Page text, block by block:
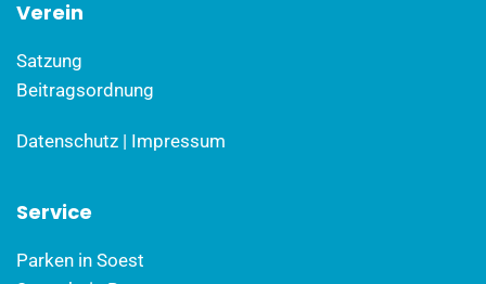
Verein
Satzung
Beitragsordnung
Datenschutz | Impressum
Service
Parken in Soest